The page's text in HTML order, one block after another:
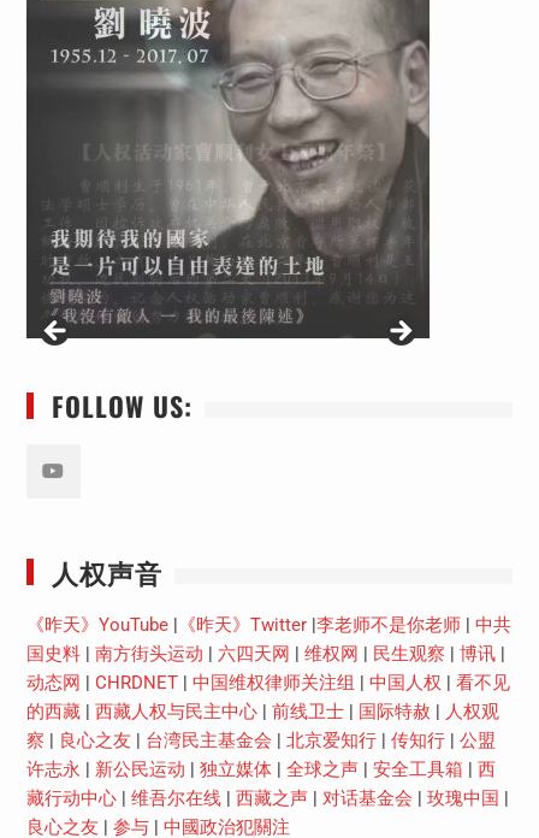
FOLLOW US:
人权声音
《昨天》YouTube| 《昨天》Twitter|李老师不是你老师| 中共
国史料| 南方街头运动 | 六四天网 | 维权网 | 民生观察 | 博讯|
动态网 | CHRDNET| 中国维权律师关注组 | 中国人权 | 看不见
的西藏| 西藏人权与民主中心| 前线卫士| 国际特赦 | 人权观
察 | 良心之友 | 台湾民主基金会 | 北京爱知行| 传知行| 公盟
许志永 | 新公民运动 | 独立媒体| 全球之声| 安全工具箱 | 西
藏行动中心| 维吾尔在线| 西藏之声| 对话基金会 | 玫瑰中国 |
良心之友 | 参与| 中國政治犯關注